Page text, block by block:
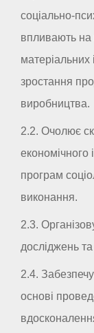
соціально-
впливають на
матеріальних
зростання
виробництва.
2.2. Очолює
економічного
програм
виконання.
2.3.
досліджень
2.4.
основі